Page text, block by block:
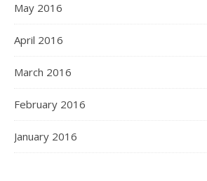
May 2016
April 2016
March 2016
February 2016
January 2016